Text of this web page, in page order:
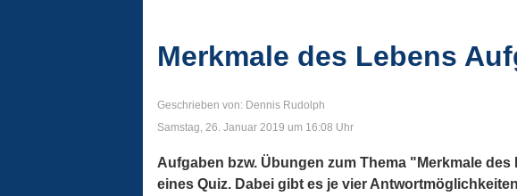
Merkmale des Lebens
Geschrieben von: Dennis Rudolph
Samstag, 26. Januar 2019 um 16:08 Uhr
Aufgaben bzw. Übungen zum Thema "Merkmale
eines Quiz. Dabei gibt es je vier